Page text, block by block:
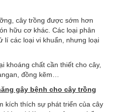
cây trồng được sớm hơn
hữu cơ khác. Các loại phân
các loại vi khuẩn, nhưng loại
khoáng chất cần thiết cho cây,
đồng kẽm…
gây bệnh cho cây trồng
kích thích sự phát triển của cây